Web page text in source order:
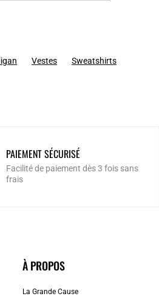
Vestes Sweatshirts
PAIEMENT SÉCURISÉ
Facilité de paiement dès 3 fois sans
frais
À PROPOS
La Grande Cause